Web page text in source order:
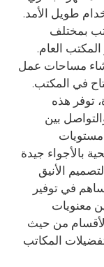
طويل الأمد.
بمختلف
العام.
مساحات عمل
في المكتب.
توفر هذه
بين
مستويات
بالأجواء جيدة
الأنيق
في توفير
معنويات
من حيث
المكاتب